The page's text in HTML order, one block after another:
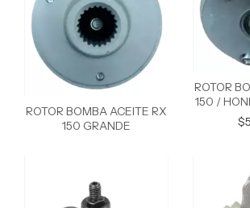
ROTOR BOMBA ACEITE RX
150 GRANDE
ROTOR
150 /